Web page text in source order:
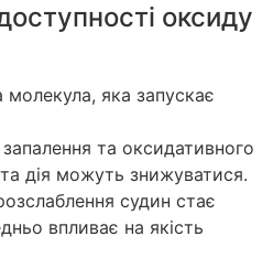
оксиду
яка запускає
та оксидативного
дія можуть знижуватися.
судин стає
впливає на якість